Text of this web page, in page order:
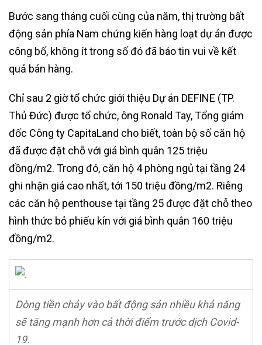
Bước sang tháng cuối cùng của năm, thị trường bất
động sản phía Nam chứng kiến hàng loạt dự án được
công bố, không ít trong số đó đã báo tin vui về kết
quả bán hàng.
Chỉ sau 2 giờ tổ chức giới thiệu Dự án DEFINE (TP.
Thủ Đức) được tổ chức, ông Ronald Tay, Tổng giám
đốc Công ty CapitaLand cho biết, toàn bộ số căn hộ
đã được đặt chỗ với giá bình quân 125 triệu
đồng/m2. Trong đó, căn hộ 4 phòng ngủ tại tầng 24
ghi nhận giá cao nhất, tới 150 triệu đồng/m2. Riêng
các căn hộ penthouse tại tầng 25 được đặt chỗ theo
hình thức bỏ phiếu kín với giá bình quân 160 triệu
đồng/m2.
Dòng tiền chảy vào bất động sản nhiều khả năng
sẽ tăng mạnh hơn cả thời điểm trước dịch Covid-
19.